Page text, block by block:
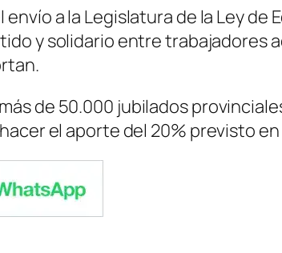
a la Legislatura de la Ley
y solidario entre trabajadores
de 50.000 jubilados
el aporte del 20% previsto